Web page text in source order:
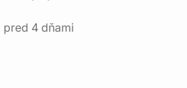
pred 4 dňami